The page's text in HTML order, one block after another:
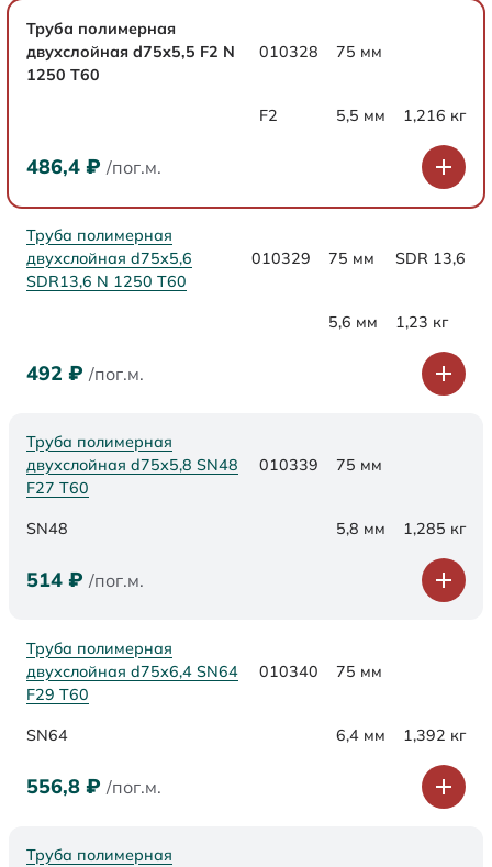
Труба полимерная
двухслойная d75x5,5 F2 N
1250 Т60
010328 75 мм
F2 5,5 мм 1,216 кг
486,4 ₽ /пог.м.
Труба полимерная
двухслойная d75x5,6
SDR13,6 N 1250 Т60
010329 75 мм SDR 13,6
5,6 мм 1,23 кг
492 ₽ /пог.м.
Труба полимерная
двухслойная d75х5,8 SN48
F27 Т60
010339 75 мм
SN48 5,8 мм 1,285 кг
514 ₽ /пог.м.
Труба полимерная
двухслойная d75х6,4 SN64
F29 Т60
010340 75 мм
SN64 6,4 мм 1,392 кг
556,8 ₽ /пог.м.
Труба полимерная